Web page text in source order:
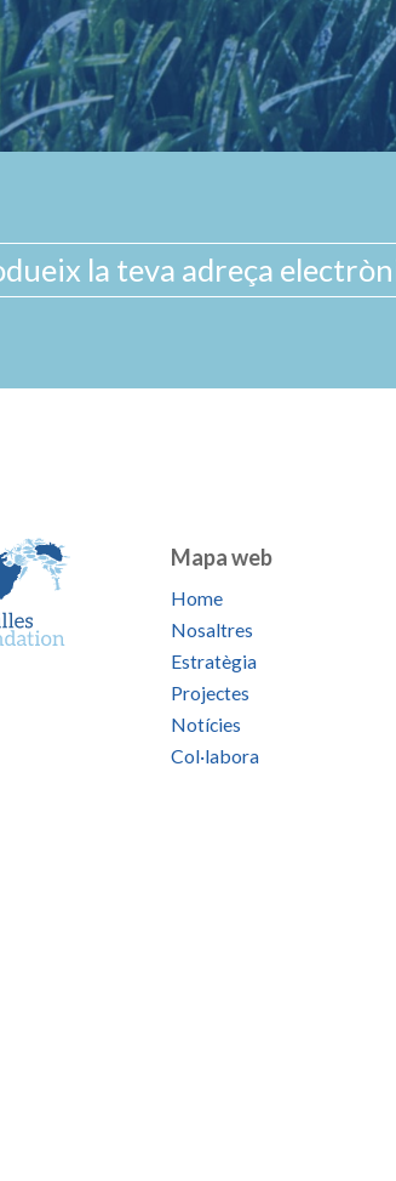
Mapa web
Home
Nosaltres
Estratègia
Projectes
Notícies
Col·labora